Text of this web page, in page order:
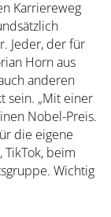
Karriereweg
Jeder, der für
Horn aus
anderen
sein. „Mit einer
Nobel-Preis.
die eigene
TikTok, beim
Wichtig